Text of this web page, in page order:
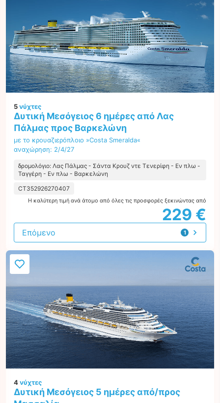
5νύχτες
Δυτική Μεσόγειος 6 ημέρες από Λας
Πάλμας προς Βαρκελώνη
με το κρουαζιερόπλοιο »Costa Smeralda«
αναχώρηση: 2/4/27
δρομολόγιο: Λας Πάλμας - Σάντα Κρουζ ντε Τενερίφη - Εν πλω -
Ταγγέρη - Εν πλω - Βαρκελώνη
CT352926270407
Η καλύτερη τιμή ανά άτομο από όλες τις προσφορές ξεκινώντας από
229 €
1
προσφορά
Επόμενο
4νύχτες
Δυτική Μεσόγειος 5 ημέρες από/προς